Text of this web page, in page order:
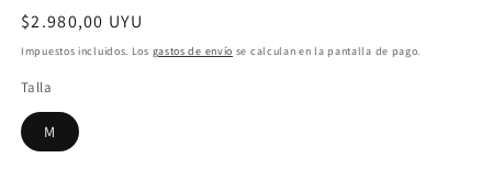
Precio
habitual
$2.980,00 UYU
Impuestos incluidos. Los gastos de envío se calculan en la pantalla de pago.
Talla
M